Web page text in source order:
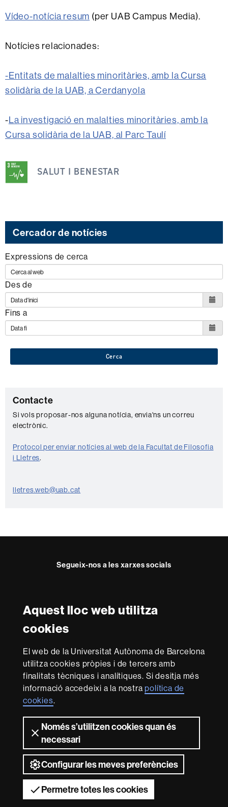
Aquest lloc web utilitza
cookies
El web de la Universitat Autònoma de Barcelona
utilitza cookies pròpies i de tercers amb
finalitats tècniques i analítiques. Si desitja més
informació accedeixi a la nostrapolítica de
cookies.
Només s’utilitzen cookies quan és
necessari
Configurar les meves preferències
Permetre totes les cookies
Vídeo-notícia resum (per UAB Campus Media).
Notícies relacionades:
-Entitats de malalties minoritàries, amb la Cursa
solidària de la UAB, a Cerdanyola
-La investigació en malalties minoritàries, amb la
Cursa solidària de la UAB, al Parc Taulí
notícia
s'emmarca
següents
ODS
SALUT I BENESTAR
Cercador de notícies
Expressions de cerca
Des de
Fins a
Cerca
C
o
n
t
a
t
Contacte
Si vols proposar-nos alguna notícia, envia'ns un correu
electrònic.
Protocol per enviar notícies al web de la Facultat de Filosofia
i Lletres.
lletres.web@uab.cat
Segueix-nos a les xarxes socials
FFLFFLFFLFFL
Reconeixement internacional de l'excel·lència
in
Research
-
Euraxess
Amb el finançament de
Sobre
aquest
web
Avís legal
web Accessibilitat web Mapa del web UAB
2026 Universitat Autònoma de Barcelona